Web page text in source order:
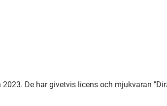
De har givetvis licens och mjukvaran